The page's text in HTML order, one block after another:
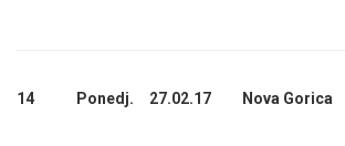
14 Ponedj. 27.02.17 Nova Gorica